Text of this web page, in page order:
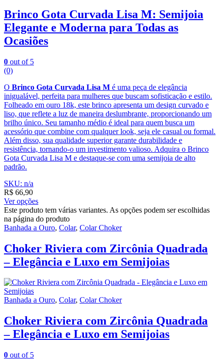
Brinco Gota Curvada Lisa M: Semijoia
Elegante e Moderna para Todas as
Ocasiões
0 out of 5
(0)
O Brinco Gota Curvada Lisa M é uma peça de elegância
inigualável, perfeita para mulheres que buscam sofisticação e estilo.
Folheado em ouro 18k, este brinco apresenta um design curvado e
liso, que reflete a luz de maneira deslumbrante, proporcionando um
brilho único. Seu tamanho médio é ideal para quem busca um
acessório que combine com qualquer look, seja ele casual ou formal.
Além disso, sua qualidade superior garante durabilidade e
resistência, tornando-o um investimento valioso. Adquira o Brinco
Gota Curvada Lisa M e destaque-se com uma semijoia de alto
padrão.
SKU: n/a
R$ 66,90
Ver opções
Este produto tem várias variantes. As opções podem ser escolhidas
na página do produto
Banhada a Ouro, Colar, Colar Choker
Choker Riviera com Zircônia Quadrada
– Elegância e Luxo em Semijoias
Banhada a Ouro, Colar, Colar Choker
Choker Riviera com Zircônia Quadrada
– Elegância e Luxo em Semijoias
0 out of 5